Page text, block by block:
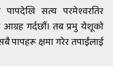
सत्य परमेश्‍वरतिर
गर्दछौं। तब प्रभु येशूको
पापहरू क्षमा गरेर तपाईंलाई